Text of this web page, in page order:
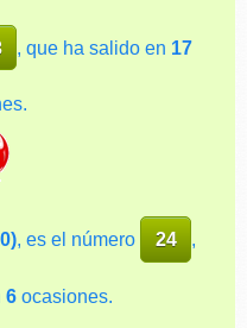
, que ha salido en 17
, es el número 24 ,
6ocasiones.